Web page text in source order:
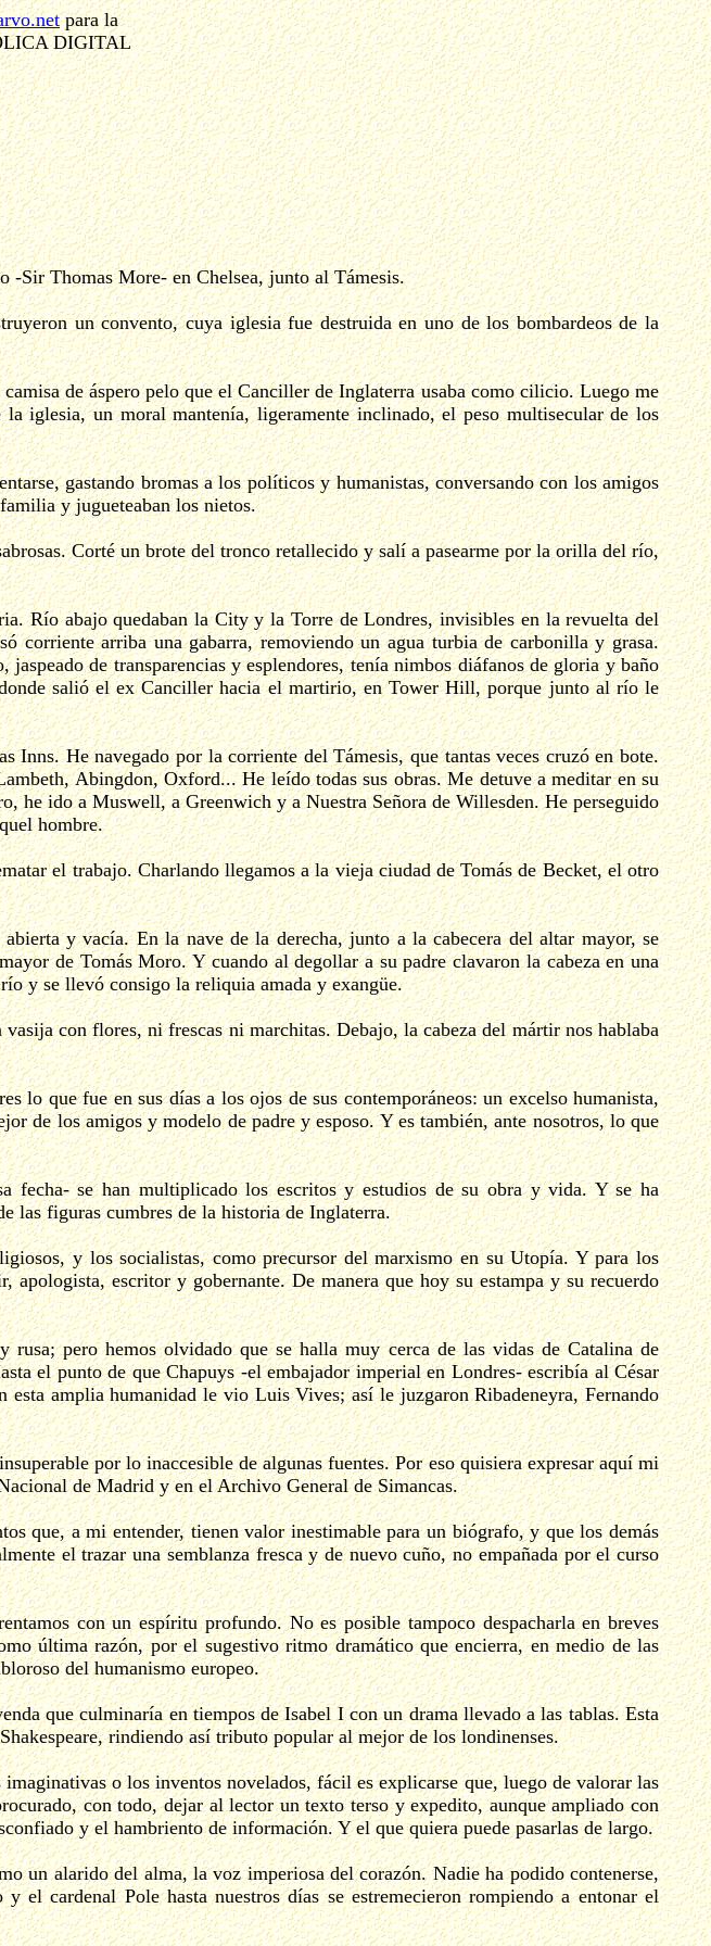
para la
DIGITAL
-Sir Thomas More- en Chelsea, junto al Támesis.
un convento, cuya iglesia fue destruida en uno de los bombardeos de la
de áspero pelo que el Canciller de Inglaterra usaba como cilicio. Luego me
iglesia, un moral mantenía, ligeramente inclinado, el peso multisecular de los
gastando bromas a los políticos y humanistas, conversando con los amigos
y jugueteaban los nietos.
Corté un brote del tronco retallecido y salí a pasearme por la orilla del río,
Río abajo quedaban la City y la Torre de Londres, invisibles en la revuelta del
corriente arriba una gabarra, removiendo un agua turbia de carbonilla y grasa.
de transparencias y esplendores, tenía nimbos diáfanos de gloria y baño
salió el ex Canciller hacia el martirio, en Tower Hill, porque junto al río le
He navegado por la corriente del Támesis, que tantas veces cruzó en bote.
Abingdon, Oxford... He leído todas sus obras. Me detuve a meditar en su
he ido a Muswell, a Greenwich y a Nuestra Señora de Willesden. He perseguido
hombre.
el trabajo. Charlando llegamos a la vieja ciudad de Tomás de Becket, el otro
y vacía. En la nave de la derecha, junto a la cabecera del altar mayor, se
de Tomás Moro. Y cuando al degollar a su padre clavaron la cabeza en una
y se llevó consigo la reliquia amada y exangüe.
con flores, ni frescas ni marchitas. Debajo, la cabeza del mártir nos hablaba
lo que fue en sus días a los ojos de sus contemporáneos: un excelso humanista,
de los amigos y modelo de padre y esposo. Y es también, ante nosotros, lo que
fecha- se han multiplicado los escritos y estudios de su obra y vida. Y se ha
las figuras cumbres de la historia de Inglaterra.
y los socialistas, como precursor del marxismo en su Utopía. Y para los
escritor y gobernante. De manera que hoy su estampa y su recuerdo
pero hemos olvidado que se halla muy cerca de las vidas de Catalina de
el punto de que Chapuys -el embajador imperial en Londres- escribía al César
amplia humanidad le vio Luis Vives; así le juzgaron Ribadeneyra, Fernando
por lo inaccesible de algunas fuentes. Por eso quisiera expresar aquí mi
de Madrid y en el Archivo General de Simancas.
que, a mi entender, tienen valor inestimable para un biógrafo, y que los demás
el trazar una semblanza fresca y de nuevo cuño, no empañada por el curso
con un espíritu profundo. No es posible tampoco despacharla en breves
última razón, por el sugestivo ritmo dramático que encierra, en medio de las
del humanismo europeo.
que culminaría en tiempos de Isabel I con un drama llevado a las tablas. Esta
rindiendo así tributo popular al mejor de los londinenses.
o los inventos novelados, fácil es explicarse que, luego de valorar las
con todo, dejar al lector un texto terso y expedito, aunque ampliado con
y el hambriento de información. Y el que quiera puede pasarlas de largo.
un alarido del alma, la voz imperiosa del corazón. Nadie ha podido contenerse,
el cardenal Pole hasta nuestros días se estremecieron rompiendo a entonar el